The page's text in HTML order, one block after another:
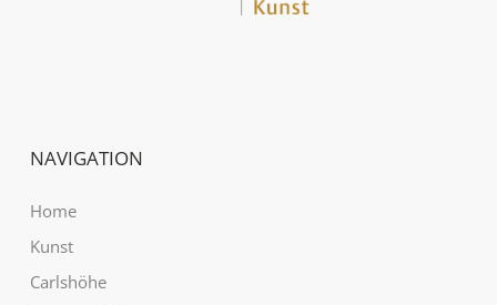
NAVIGATION
Home
Kunst
Carlshöhe